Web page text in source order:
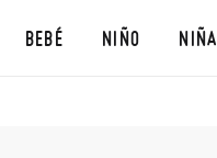
BEBÉ NIÑO NIÑA